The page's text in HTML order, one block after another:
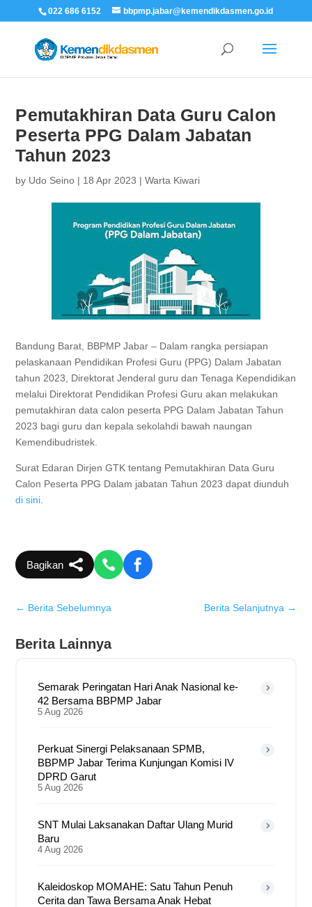
022 686 6152 bbpmp.jabar@kemendikdasmen.go.id
Pemutakhiran Data Guru Calon
Peserta PPG Dalam Jabatan
Tahun 2023
by Udo Seino | 18 Apr 2023 |Warta Kiwari
Bandung Barat, BBPMP Jabar – Dalam rangka persiapan
pelaskanaan Pendidikan Profesi Guru (PPG) Dalam Jabatan
tahun 2023, Direktorat Jenderal guru dan Tenaga Kependidikan
melalui Direktorat Pendidikan Profesi Guru akan melakukan
pemutakhiran data calon peserta PPG Dalam Jabatan Tahun
2023 bagi guru dan kepala sekolahdi bawah naungan
Kemendibudristek.
Surat Edaran Dirjen GTK tentang Pemutakhiran Data Guru
Calon Peserta PPG Dalam jabatan Tahun 2023 dapat diunduh
di sini
Bagikan
← Berita Sebelumnya Berita Selanjutnya →
Berita Lainnya
Semarak Peringatan Hari Anak Nasional ke-
42 Bersama BBPMP Jabar
5 Aug 2026
Perkuat Sinergi Pelaksanaan SPMB,
BBPMP Jabar Terima Kunjungan Komisi IV
DPRD Garut
5 Aug 2026
SNT Mulai Laksanakan Daftar Ulang Murid
Baru
4 Aug 2026
Kaleidoskop MOMAHE: Satu Tahun Penuh
Cerita dan Tawa Bersama Anak Hebat